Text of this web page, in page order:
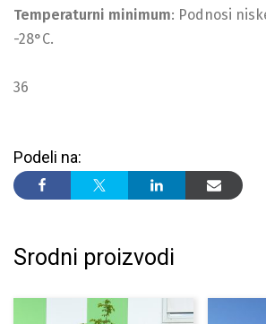
Temperaturni minimum: Podnosi
-28°C.
36
Podeli na:
Srodni proizvodi